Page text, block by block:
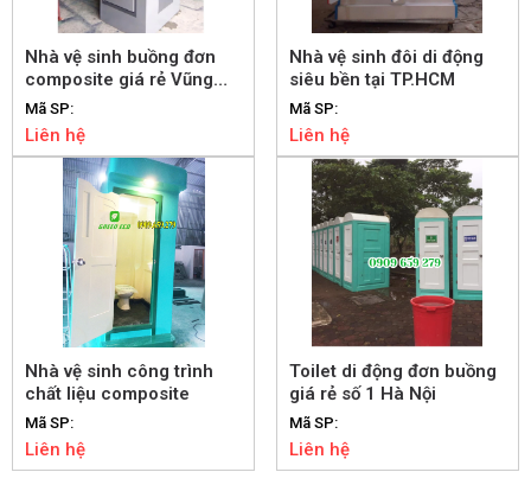
Nhà vệ sinh buồng đơn
composite giá rẻ Vũng
Tàu
Mã SP:
Liên hệ
Nhà vệ sinh đôi di động
siêu bền tại TP.HCM
Mã SP:
Liên hệ
Nhà vệ sinh công trình
chất liệu composite
Mã SP:
Liên hệ
Toilet di động đơn buồng
giá rẻ số 1 Hà Nội
Mã SP:
Liên hệ